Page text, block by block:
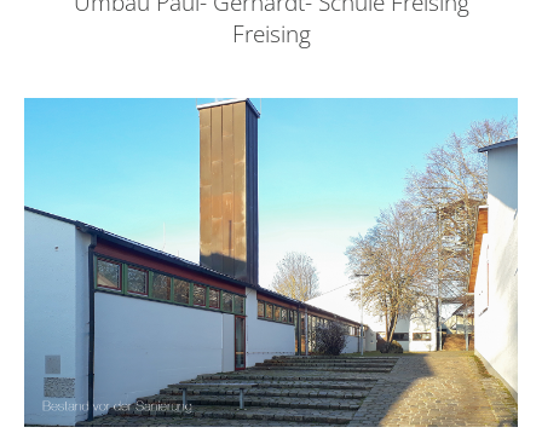
Freising